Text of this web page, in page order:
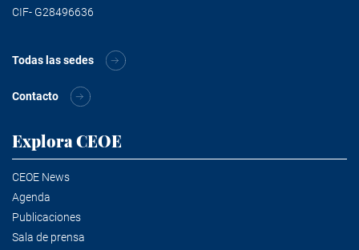
CIF- G28496636
Todas las sedes
Contacto
Explora CEOE
CEOE News
Agenda
Publicaciones
Sala de prensa